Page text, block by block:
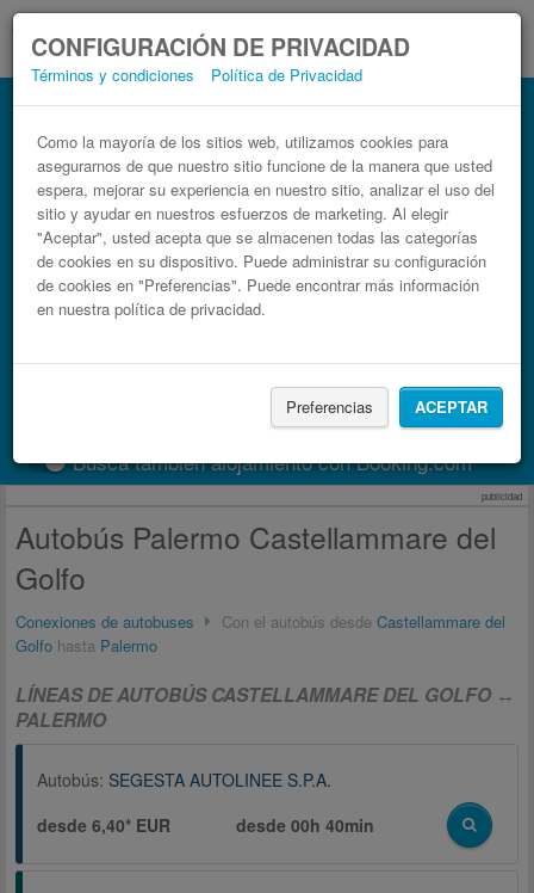
CONFIGURACIÓN DE PRIVACIDAD
Términos y condiciones Política de Privacidad
Como la mayoría de los sitios web, utilizamos cookies para
asegurarnos de que nuestro sitio funcione de la manera que usted
espera, mejorar su experiencia en nuestro sitio, analizar el uso del
sitio y ayudar en nuestros esfuerzos de marketing. Al elegir
"Aceptar", usted acepta que se almacenen todas las categorías
de cookies en su dispositivo. Puede administrar su configuración
de cookies en "Preferencias". Puede encontrar más información
en nuestra política de privacidad.
Preferencias ACEPTAR
Autobús Castellammare del Golfo
Palermo
Billetes de autobuses en solo 3 pasos
Buscar un viaje
Busca también alojamiento con Booking.com
publicidad
Autobús Palermo Castellammare del
Golfo
Conexiones de autobuses Con el autobús desde Castellammare del
Golfo hasta Palermo
LÍNEAS DE AUTOBÚS CASTELLAMMARE DEL GOLFO ↔
PALERMO
Autobús: SEGESTA AUTOLINEE S.P.A.
desde 6,40* EUR
desde00h 40min